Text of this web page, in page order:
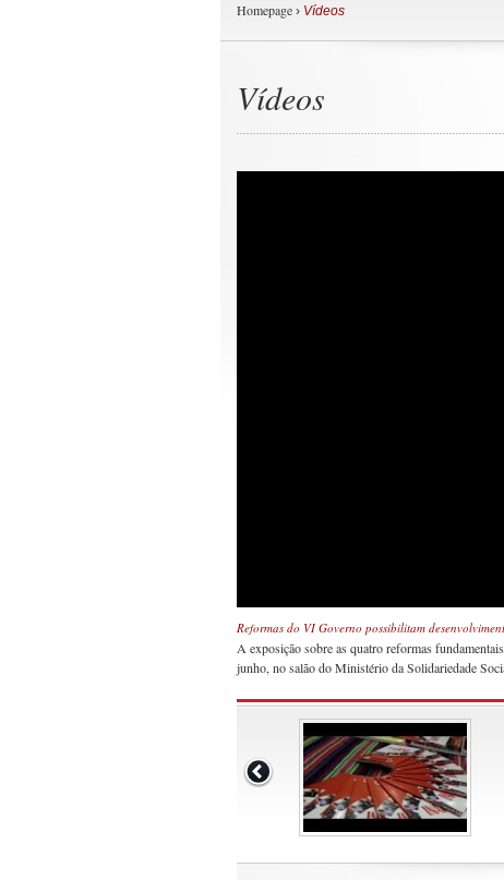
Homepage › Vídeos
Vídeos
Reformas do VI Governo possibilitam
A exposição sobre as quatro reformas
junho, no salão do Ministério da Solidariedade